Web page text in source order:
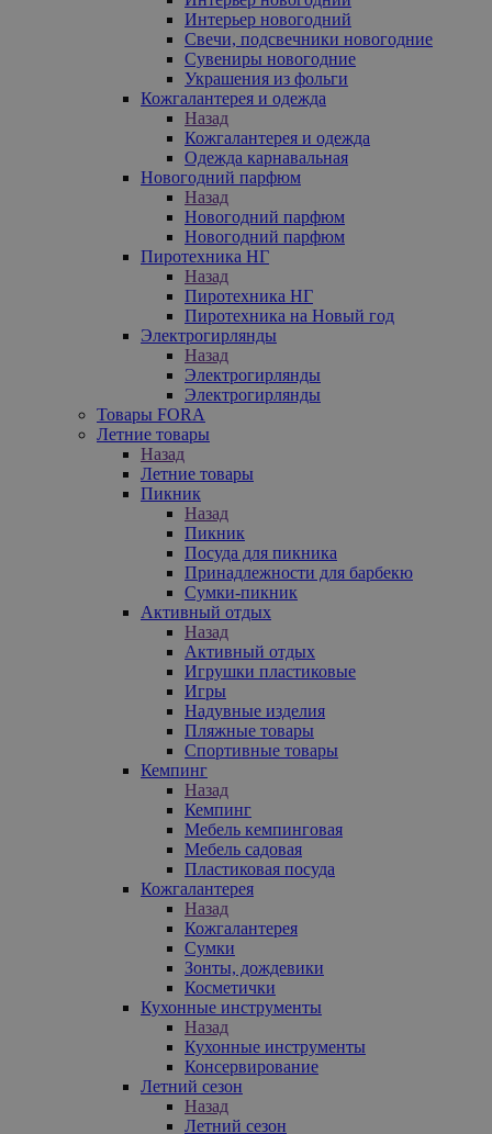
Интерьер новогодний
Свечи, подсвечники новогодние
Сувениры новогодние
Украшения из фольги
Кожгалантерея и одежда
Назад
Кожгалантерея и одежда
Одежда карнавальная
Новогодний парфюм
Назад
Новогодний парфюм
Новогодний парфюм
Пиротехника НГ
Назад
Пиротехника НГ
Пиротехника на Новый год
Электрогирлянды
Назад
Электрогирлянды
Электрогирлянды
Товары FORA
Летние товары
Назад
Летние товары
Пикник
Назад
Пикник
Посуда для пикника
Принадлежности для барбекю
Сумки-пикник
Активный отдых
Назад
Активный отдых
Игрушки пластиковые
Игры
Надувные изделия
Пляжные товары
Спортивные товары
Кемпинг
Назад
Кемпинг
Мебель кемпинговая
Мебель садовая
Пластиковая посуда
Кожгалантерея
Назад
Кожгалантерея
Сумки
Зонты, дождевики
Косметички
Кухонные инструменты
Назад
Кухонные инструменты
Консервирование
Летний сезон
Назад
Летний сезон